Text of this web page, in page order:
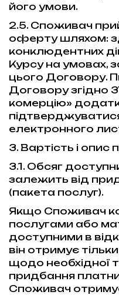
його умови.
2.5. Споживач
оферту шляхом:
конклюдентних
Курсу на умовах,
цього Договору.
Договору згідно
комерцію»
електронного
3. Вартість і опис
3.1. Обсяг
залежить від
(пакета послуг).
Якщо Споживач
послугами або
доступними в
він отримує
щодо необхідної
придбання
Споживач